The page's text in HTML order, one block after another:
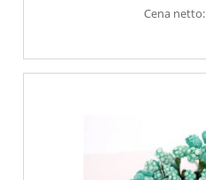
Cena netto: